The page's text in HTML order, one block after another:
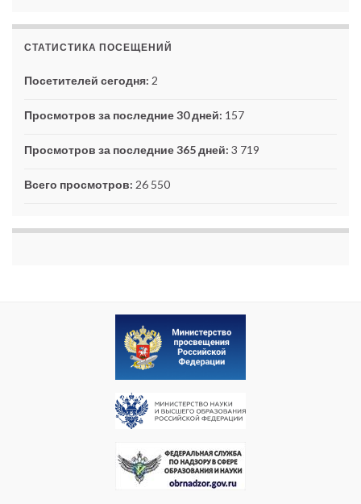
СТАТИСТИКА ПОСЕЩЕНИЙ
Посетителей сегодня: 2
Просмотров за последние 30 дней: 157
Просмотров за последние 365 дней: 3 719
Всего просмотров: 26 550